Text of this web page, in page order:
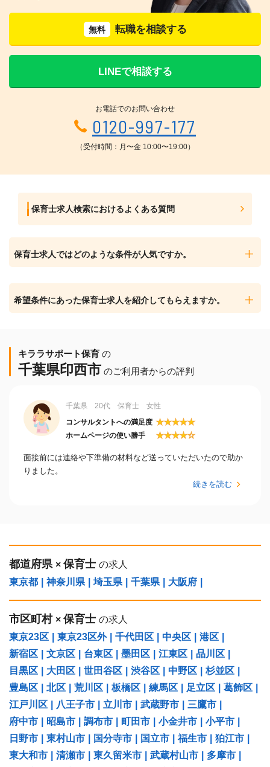
無料 転職を相談する
LINEで相談する
お電話でのお問い合わせ
0120-997-177
（受付時間：月〜金 10:00〜19:00）
保育士求人検索におけるよくある質問
保育士求人ではどのような条件が人気ですか。
希望条件にあった保育士求人を紹介してもらえますか。
キララサポート保育 の
千葉県印西市 のご利用者からの評判
千葉県 20代 保育士 女性
コンサルタントへの満足度 ★★★★★
ホームページの使い勝手 ★★★★☆
面接前には連絡や下準備の材料など送っていただいたので助か
りました。
続きを読む
都道府県 × 保育士 の求人
東京都
神奈川県 埼玉県 千葉県 大阪府
市区町村 × 保育士 の求人
東京23区
東京23区外 千代田区 中央区 港区
新宿区
文京区 台東区 墨田区 江東区 品川区
目黒区
大田区 世田谷区 渋谷区 中野区 杉並区
豊島区
北区 荒川区 板橋区 練馬区 足立区 葛飾区
江戸川区
八王子市 立川市 武蔵野市 三鷹市
府中市
昭島市 調布市 町田市 小金井市 小平市
日野市
東村山市 国分寺市 国立市 福生市 狛江市
東大和市
清瀬市 東久留米市 武蔵村山市 多摩市